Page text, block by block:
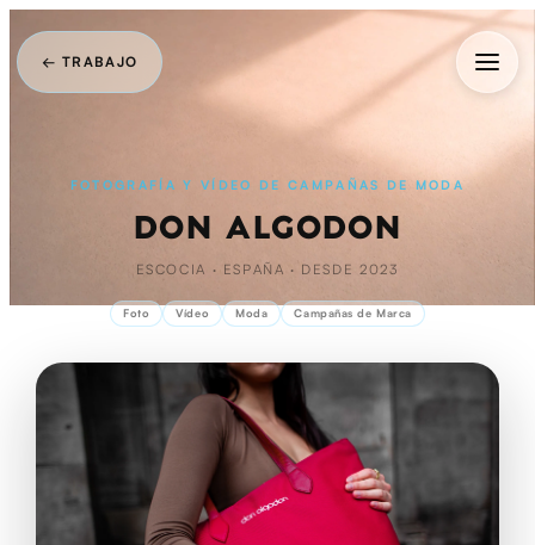
← TRABAJO
FOTOGRAFÍA Y VÍDEO DE CAMPAÑAS DE MODA
DON ALGODÓN
ESCOCIA · ESPAÑA · DESDE 2023
Foto Vídeo Moda Campañas de Marca